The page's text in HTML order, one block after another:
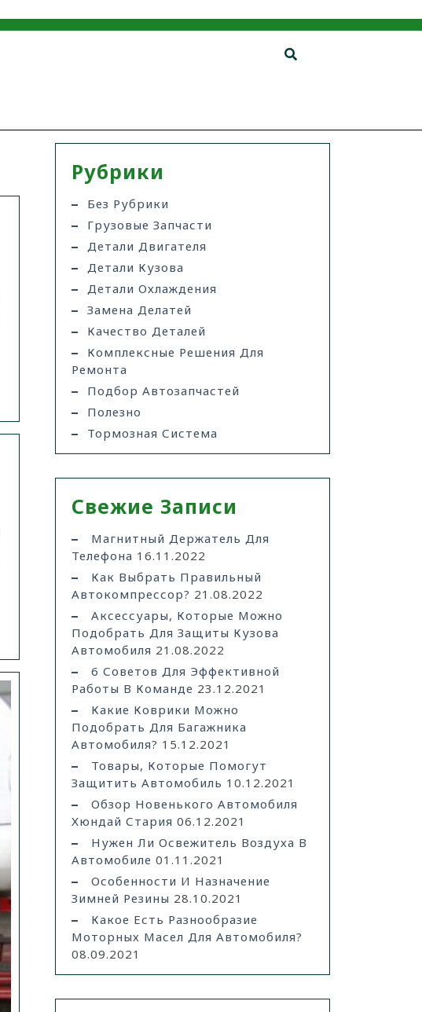
Рубрики
Без Рубрики
Грузовые Запчасти
Детали Двигателя
Детали Кузова
Детали Охлаждения
Замена Делатей
Качество Деталей
Комплексные Решения Для
Ремонта
Подбор Автозапчастей
Полезно
Тормозная Система
Свежие Записи
Магнитный Держатель Для
Телефона 16.11.2022
Как Выбрать Правильный
Автокомпрессор? 21.08.2022
Аксессуары, Которые Можно
Подобрать Для Защиты Кузова
Автомобиля 21.08.2022
6 Советов Для Эффективной
Работы В Команде 23.12.2021
Какие Коврики Можно
Подобрать Для Багажника
Автомобиля? 15.12.2021
Товары, Которые Помогут
Защитить Автомобиль 10.12.2021
Обзор Новенького Автомобиля
Хюндай Стария 06.12.2021
Нужен Ли Освежитель Воздуха В
Автомобиле 01.11.2021
Особенности И Назначение
Зимней Резины 28.10.2021
Какое Есть Разнообразие
Моторных Масел Для Автомобиля?
08.09.2021